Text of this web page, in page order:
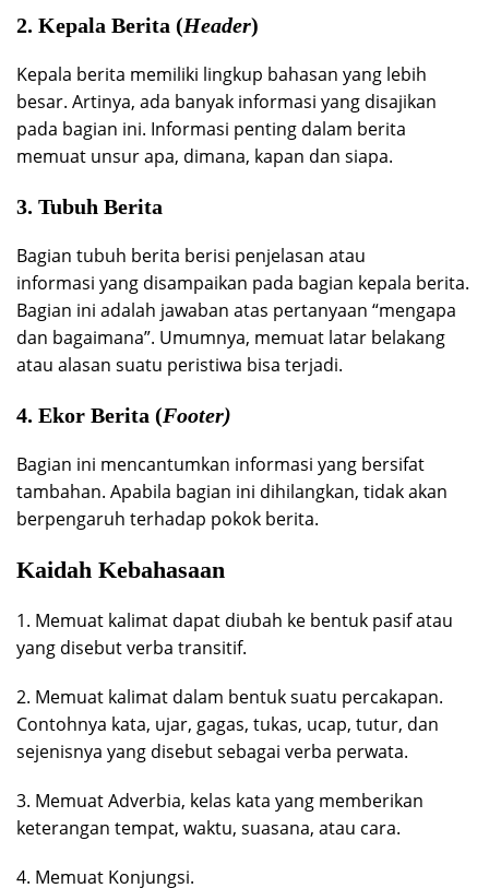
2. Kepala Berita (Header)
Kepala berita memiliki lingkup bahasan yang lebih
besar. Artinya, ada banyak informasi yang disajikan
pada bagian ini. Informasi penting dalam berita
memuat unsur apa, dimana, kapan dan siapa.
3. Tubuh Berita
Bagian tubuh berita berisi penjelasan atau
informasi yang disampaikan pada bagian kepala berita.
Bagian ini adalah jawaban atas pertanyaan “mengapa
dan bagaimana”. Umumnya, memuat latar belakang
atau alasan suatu peristiwa bisa terjadi.
4. Ekor Berita (Footer)
Bagian ini mencantumkan informasi yang bersifat
tambahan. Apabila bagian ini dihilangkan, tidak akan
berpengaruh terhadap pokok berita.
Kaidah Kebahasaan
1. Memuat kalimat dapat diubah ke bentuk pasif atau
yang disebut verba transitif.
2. Memuat kalimat dalam bentuk suatu percakapan.
Contohnya kata, ujar, gagas, tukas, ucap, tutur, dan
sejenisnya yang disebut sebagai verba perwata.
3. Memuat Adverbia, kelas kata yang memberikan
keterangan tempat, waktu, suasana, atau cara.
4. Memuat Konjungsi.